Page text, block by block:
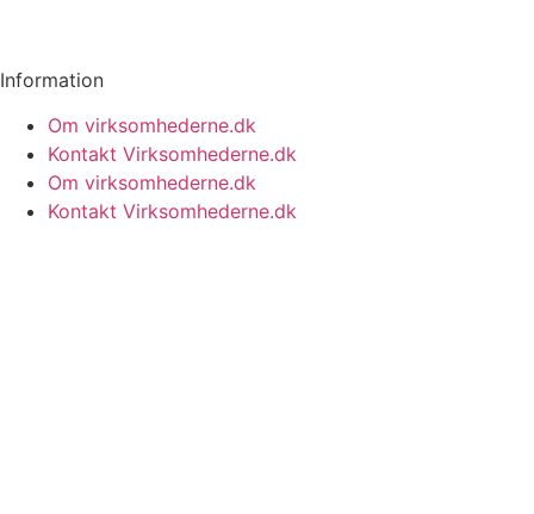
Information
Om virksomhederne.dk
Kontakt Virksomhederne.dk
Om virksomhederne.dk
Kontakt Virksomhederne.dk